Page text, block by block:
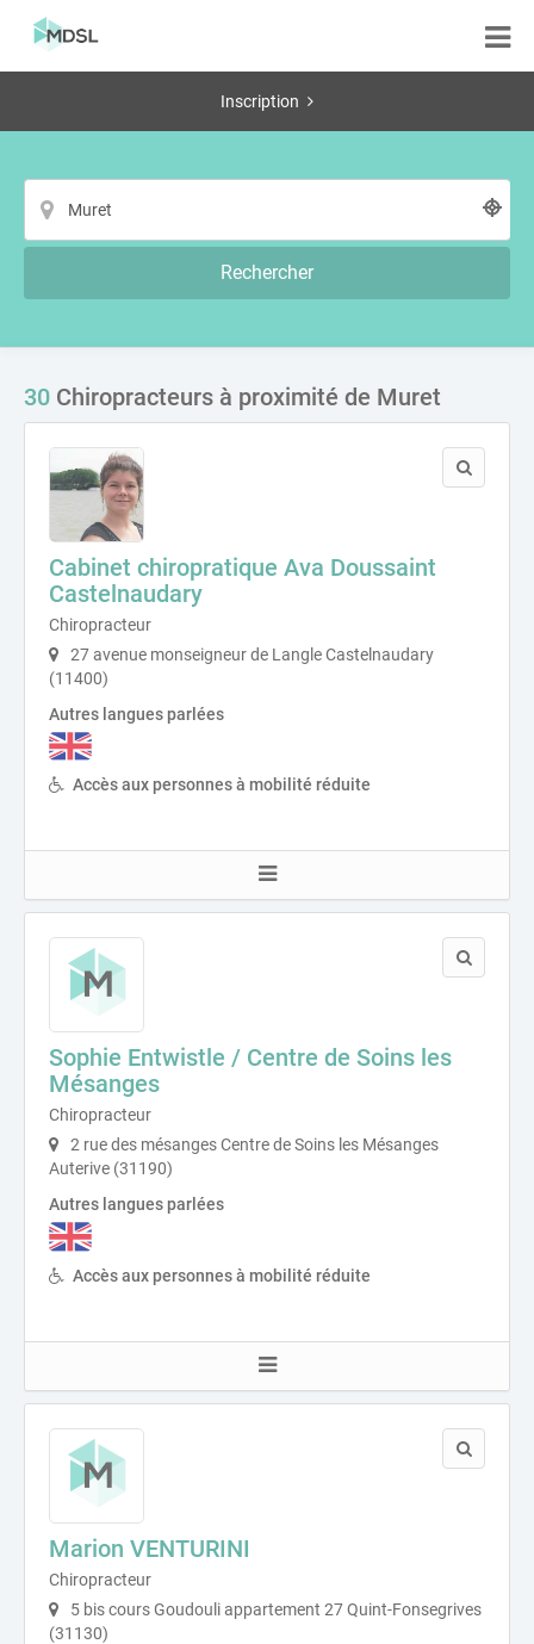
Inscription
Rechercher
30 Chiropracteurs à proximité de Muret
Cabinet chiropratique Ava Doussaint
Castelnaudary
Chiropracteur
27 avenue monseigneur de Langle Castelnaudary
(11400)
Autres langues parlées
Accès aux personnes à mobilité réduite
Sophie Entwistle / Centre de Soins les
Mésanges
Chiropracteur
2 rue des mésanges Centre de Soins les Mésanges
Auterive (31190)
Autres langues parlées
Accès aux personnes à mobilité réduite
Marion VENTURINI
Chiropracteur
5 bis cours Goudouli appartement 27 Quint-Fonsegrives
(31130)